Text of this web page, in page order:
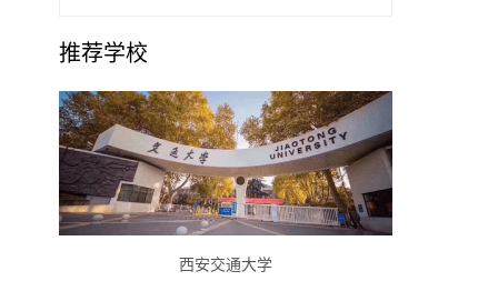
推荐学校
西安交通大学